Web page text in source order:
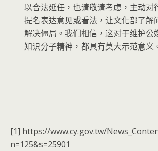
以合法延任，也请敬请考虑，主动对
提名表达意见或看法，让文化部了解
解决僵局。我们相信，这对于维护公
知识分子精神，都具有莫大示范意义
[1] https://www.cy.gov.tw/
n=125&s=25901